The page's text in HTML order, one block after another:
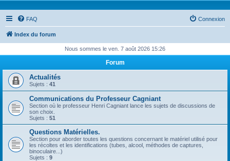
FAQ Connexion
Index du forum
Nous sommes le ven. 7 août 2026 15:26
Forum
Actualités
Sujets : 41
Communications du Professeur Cagniant
Section où le professeur Henri Cagniant lance les sujets de discussions de
son choix.
Sujets : 51
Questions Matérielles.
Section pour aborder toutes les questions concernant le matériel utilisé pour
les récoltes et les identifications (tubes, alcool, méthodes de captures,
binoculaire...)
Sujets : 9